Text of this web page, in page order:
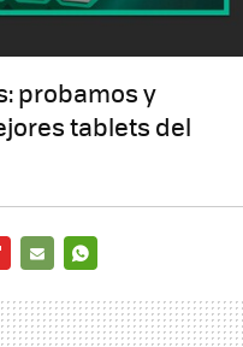
probamos y
tablets del
MAIL